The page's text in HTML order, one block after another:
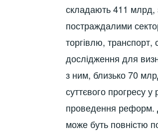
складають 411 млрд,
постраждалими
торгівлю,
дослідження для
з ним, близько 70
суттєвого прогресу
проведення реформ.
може буть повністю